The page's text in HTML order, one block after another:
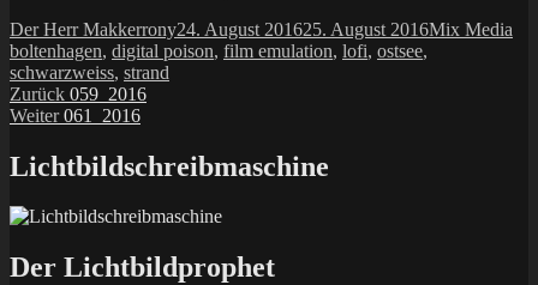
Autor
Der Herr MakkerronyVeröffentlicht
am
24. August 201625. August 2016Kategorien
Mix Media
boltenhagen, digital poison, film emulation, lofi, ostsee,
schwarzweiss, strand
Beitragsnavigation
Zurück Vorheriger
Beitrag:
059_2016
Weiter Nächster
061_2016
Lichtbildschreibmaschine
Der Lichtbildprophet